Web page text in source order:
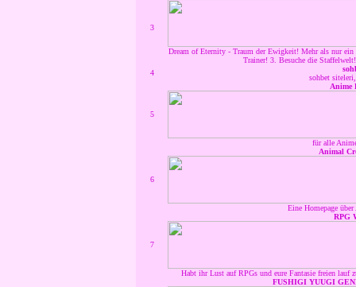
3
Dream of Eternity - Traum der Ewigkeit! Mehr als nur
Trainer! 3. Besuche die
4
sohbet
5
Anime
für alle
6
Animal
Eine Homepage
7
RPG
Habt ihr Lust auf RPGs und eure Fantasie freien lauf
FUSHIGI YUUGI